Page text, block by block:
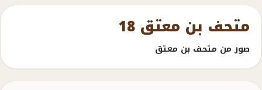
متحف بن معتق 18
صور من متحف بن معتق